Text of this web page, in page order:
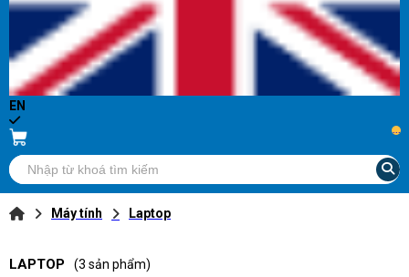
EN
...
Máy tính Laptop
LAPTOP (3 sản phẩm)